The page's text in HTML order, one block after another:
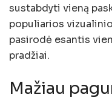
sustabdyti vieną
populiarios
pasirodė esantis
pradžiai.
Mažiau